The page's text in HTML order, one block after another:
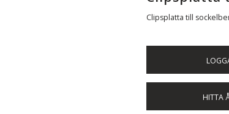
Clipsplatta till
HITTA